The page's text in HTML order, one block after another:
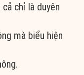
chỉ là duyên
mà biểu hiện